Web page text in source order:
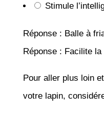
Stimule
Réponse : Balle à
Réponse : Facilite la
Pour aller plus loin
votre lapin,